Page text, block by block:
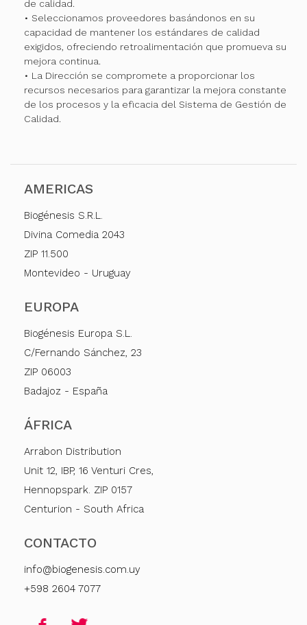
de calidad.
• Seleccionamos proveedores basándonos en su
capacidad de mantener los estándares de calidad
exigidos, ofreciendo retroalimentación que promueva su
mejora continua.
• La Dirección se compromete a proporcionar los
recursos necesarios para garantizar la mejora constante
de los procesos y la eficacia del Sistema de Gestión de
Calidad.
AMERICAS
Biogénesis S.R.L.
Divina Comedia 2043
ZIP 11.500
Montevideo - Uruguay
EUROPA
Biogénesis Europa S.L.
C/Fernando Sánchez, 23
ZIP 06003
Badajoz - España
ÁFRICA
Arrabon Distribution
Unit 12, IBP, 16 Venturi Cres,
Hennopspark. ZIP 0157
Centurion - South Africa
CONTACTO
info@biogenesis.com.uy
+598 2604 7077